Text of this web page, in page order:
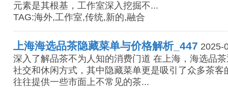
元素是其根基，工作室深入挖掘不...
TAG:海外,工作室,传统,新的,融合
上海海选品茶隐藏菜单与价格解析_447 2025-
深入了解品茶不为人知的消费门道 在上海，海选品
社交和休闲方式，其中隐藏菜单更是吸引了众多茶客
往往提供一些市面上不常见的茶...